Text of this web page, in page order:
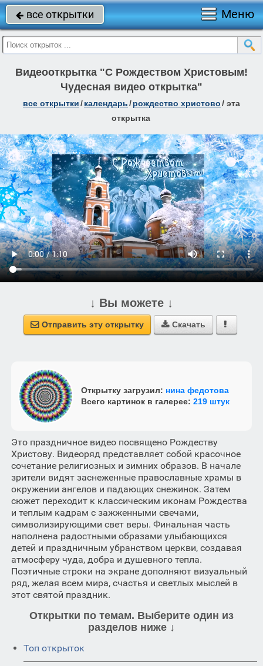
 все открытки Меню
Видеооткрытка "С Рождеством Христовым!
Чудесная видео открытка"
все открытки/календарь/рождество христово/ эта
открытка
↓ Вы можете ↓
 Отправить эту открытку  Скачать 
Открытку загрузил: нина федотова
Всего картинок в галерее: 219 штук
Это праздничное видео посвящено Рождеству
Христову. Видеоряд представляет собой красочное
сочетание религиозных и зимних образов. В начале
зрители видят заснеженные православные храмы в
окружении ангелов и падающих снежинок. Затем
сюжет переходит к классическим иконам Рождества
и теплым кадрам с зажженными свечами,
символизирующими свет веры. Финальная часть
наполнена радостными образами улыбающихся
детей и праздничным убранством церкви, создавая
атмосферу чуда, добра и душевного тепла.
Поэтичные строки на экране дополняют визуальный
ряд, желая всем мира, счастья и светлых мыслей в
этот святой праздник.
Открытки по темам. Выберите один из
разделов ниже ↓
Топ открыток